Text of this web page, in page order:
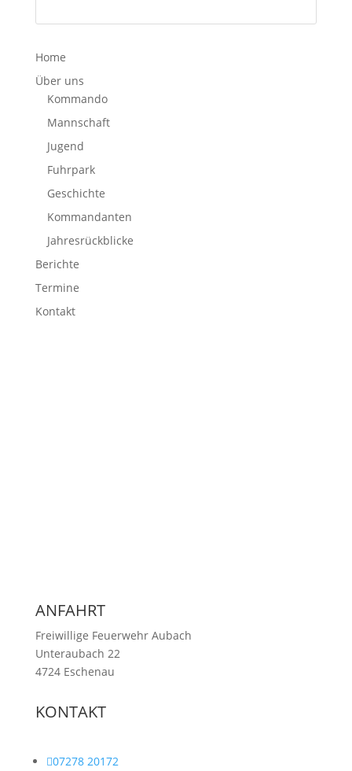
Home
Über uns
Kommando
Mannschaft
Jugend
Fuhrpark
Geschichte
Kommandanten
Jahresrückblicke
Berichte
Termine
Kontakt
ANFAHRT
Freiwillige Feuerwehr Aubach
Unteraubach 22
4724 Eschenau
KONTAKT
07278 20172